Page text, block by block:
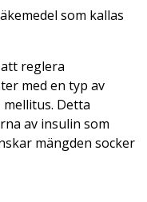
som kallas
reglera
med en typ av
mellitus. Detta
av insulin som
mängden socker